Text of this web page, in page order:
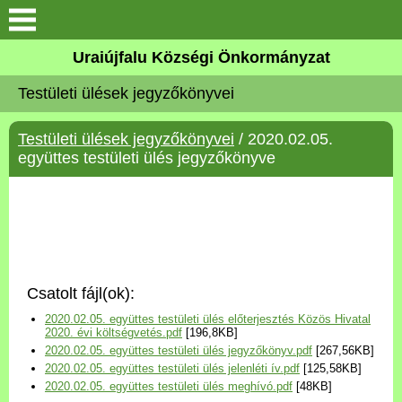
Köszöntő
Elérhetőségek
Uraiújfalu
Választási információk
Versenyképes Járások
Program
Uraiújfalu Községi Önkormányzat
Testületi ülések jegyzőkönyvei
Testületi ülések jegyzőkönyvei / 2020.02.05.
együttes testületi ülés jegyzőkönyve
Csatolt fájl(ok):
2020.02.05. együttes testületi ülés előterjesztés Közös Hivatal
2020. évi költségvetés.pdf [196,8KB]
2020.02.05. együttes testületi ülés jegyzőkönyv.pdf [267,56KB]
2020.02.05. együttes testületi ülés jelenléti ív.pdf [125,58KB]
2020.02.05. együttes testületi ülés meghívó.pdf [48KB]